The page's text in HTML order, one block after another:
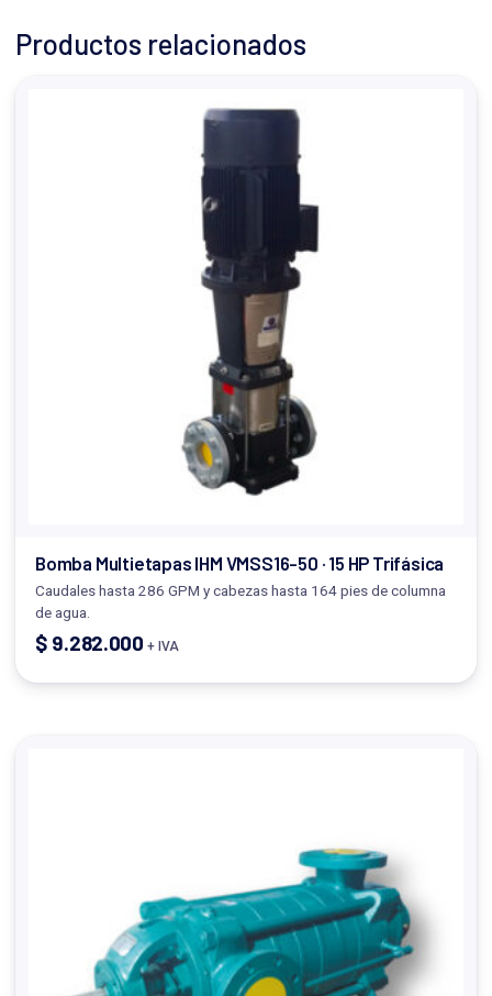
Productos relacionados
Bomba Multietapas IHM VMSS16-50 · 15 HP Trifásica
Caudales hasta 286 GPM y cabezas hasta 164 pies de columna
de agua.
$ 9.282.000 + IVA